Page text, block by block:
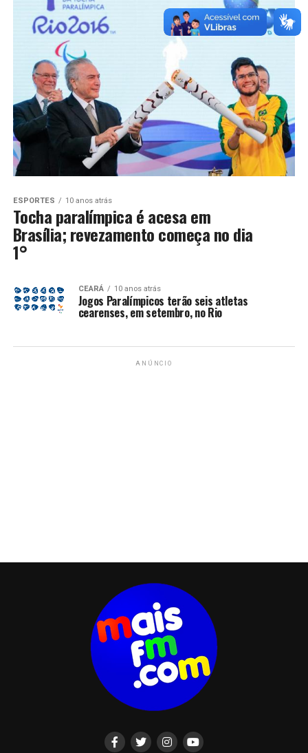
ESPORTES 10 anos atrás
Tocha paralímpica é acesa em
Brasília; revezamento começa no dia
1°
CEARÁ 10 anos atrás
Jogos Paralímpicos terão seis atletas
cearenses, em setembro, no Rio
ANÚNCIO